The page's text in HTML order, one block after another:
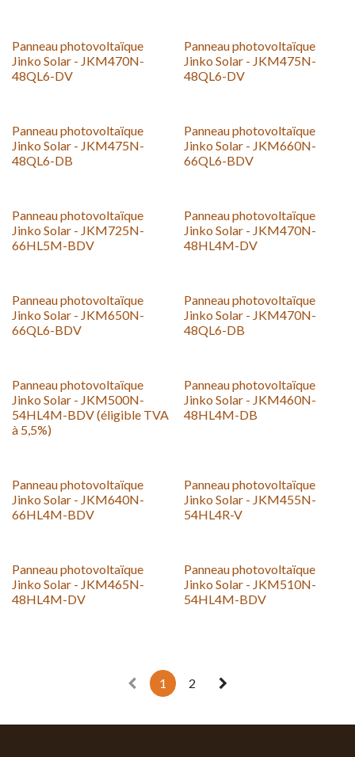
Neu!
Panneau photovoltaïque
Jinko Solar - JKM470N-
48QL6-DV
Neu!
Panneau photovoltaïque
Jinko Solar - JKM475N-
48QL6-DV
Panneau photovoltaïque
Jinko Solar - JKM475N-
48QL6-DB
Panneau photovoltaïque
Jinko Solar - JKM660N-
66QL6-BDV
Panneau photovoltaïque
Jinko Solar - JKM725N-
66HL5M-BDV
Panneau photovoltaïque
Jinko Solar - JKM470N-
48HL4M-DV
Panneau photovoltaïque
Jinko Solar - JKM650N-
66QL6-BDV
Panneau photovoltaïque
Jinko Solar - JKM470N-
48QL6-DB
TVA 5,5%
Panneau photovoltaïque
Jinko Solar - JKM500N-
54HL4M-BDV (éligible TVA
à 5,5%)
Panneau photovoltaïque
Jinko Solar - JKM460N-
48HL4M-DB
Panneau photovoltaïque
Jinko Solar - JKM640N-
66HL4M-BDV
Panneau photovoltaïque
Jinko Solar - JKM455N-
54HL4R-V
Panneau photovoltaïque
Jinko Solar - JKM465N-
48HL4M-DV
Panneau photovoltaïque
Jinko Solar - JKM510N-
54HL4M-BDV
1 2